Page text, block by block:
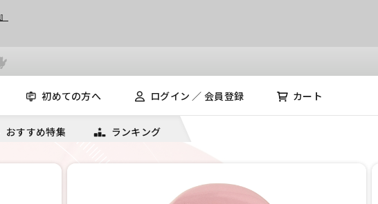
初めての方へ ログイン ／ 会員登録 カート
おすすめ特集 ランキング